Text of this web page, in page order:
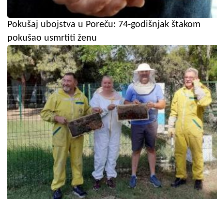
Pokušaj ubojstva u Poreču: 74-godišnjak štakom
pokušao usmrtiti ženu